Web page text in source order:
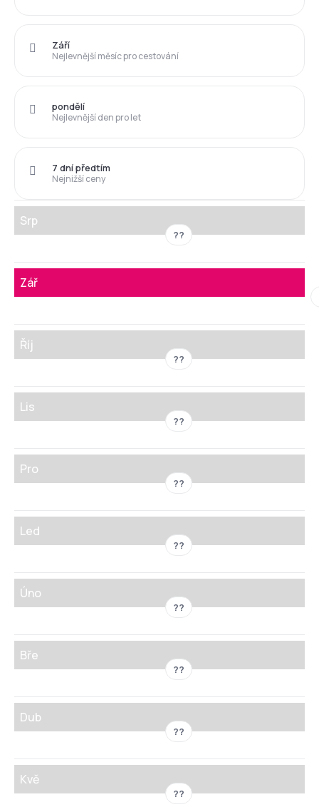
Nejlevnější měsíc pro cestování
Září
Nejlevnější den pro let
pondělí
Nejnižší ceny
7 dní předtím
Srp
??
Zář
Říj
??
Lis
??
Pro
??
Led
??
Úno
??
Bře
??
Dub
??
Kvě
??